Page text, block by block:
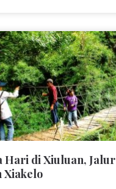
Hari di Xiuluan, Jalur
Xiakelo